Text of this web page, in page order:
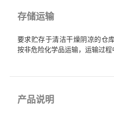
存储运输
要求贮存于清洁干燥阴凉的仓
按非危险化学品运输，运输过程
产品说明